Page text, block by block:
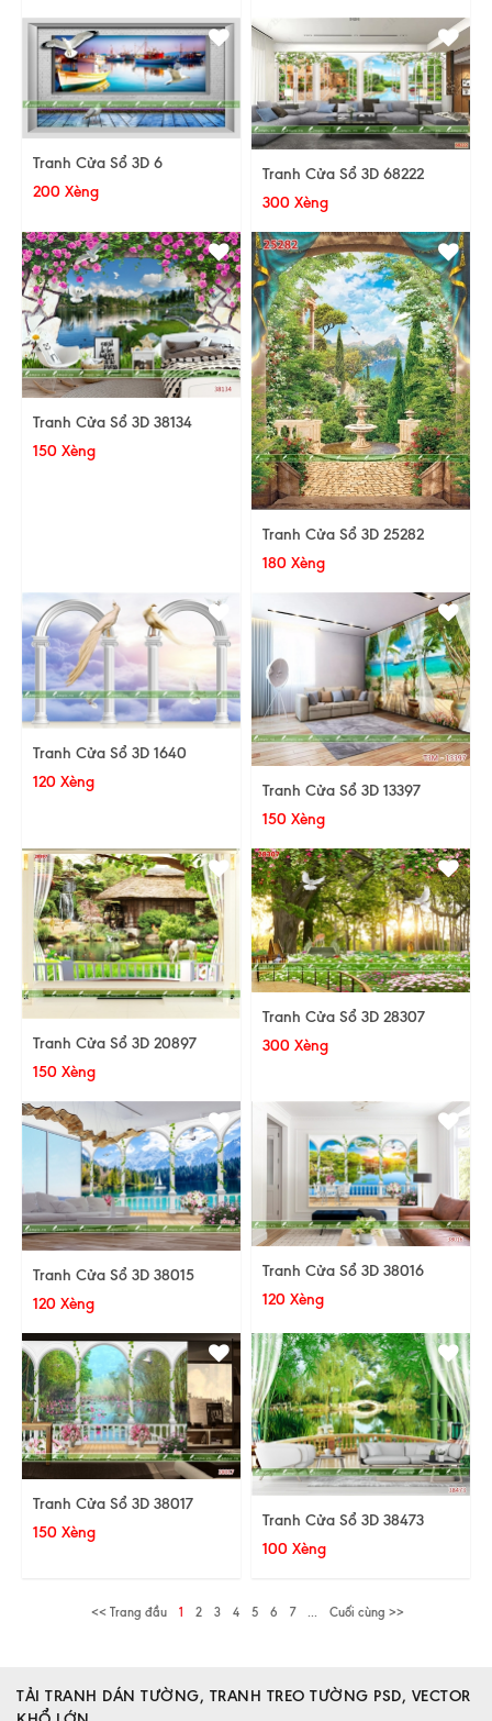
Tranh Cửa Sổ 3D 6
200 Xèng
Tranh Cửa Sổ 3D 68222
300 Xèng
Tranh Cửa Sổ 3D 38134
150 Xèng
Tranh Cửa Sổ 3D 25282
180 Xèng
Tranh Cửa Sổ 3D 1640
120 Xèng
Tranh Cửa Sổ 3D 13397
150 Xèng
Tranh Cửa Sổ 3D 20897
150 Xèng
Tranh Cửa Sổ 3D 28307
300 Xèng
Tranh Cửa Sổ 3D 38015
120 Xèng
Tranh Cửa Sổ 3D 38016
120 Xèng
Tranh Cửa Sổ 3D 38017
150 Xèng
Tranh Cửa Sổ 3D 38473
100 Xèng
<< Trang đầu 1 2 3 4 5 6 7 ... Cuối cùng >>
TẢI TRANH DÁN TƯỜNG, TRANH TREO TƯỜNG PSD, VECTOR